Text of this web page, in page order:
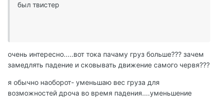
был твистер
очень интересно.....вот тока пачаму груз больше??? зачем
замедлять падение и сковывать движение самого червя???
я обычно наоборот- уменьшаю вес груза для
возможностей дроча во время падения....уменьшение